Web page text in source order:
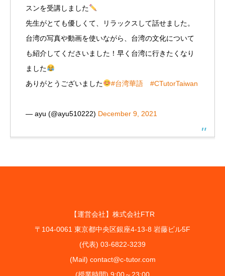
スンを受講しました
先生がとても優しくて、リラックスして話せました。
台湾の写真や動画を使いながら、台湾の文化について
も紹介してくださいました！早く台湾に行きたくなり
ました
ありがとうございました
#台湾華語 #CTutorTaiwan
— ayu (@ayu510222) December 9, 2021
【運営会社】株式会社FTR
〒104-0061 東京都中央区銀座4-13-8 岩藤ビル5F
(代表) 03-6822-3239
(Mail) contact@c-tutor.com